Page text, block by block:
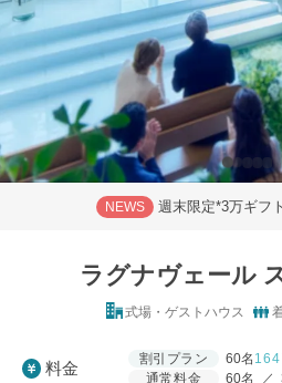
NEWS 週末限定*3万ギフ
ラグナヴェール
式場・ゲストハウス
料金
割引プラン 60名 164
通常料金
60名 ／